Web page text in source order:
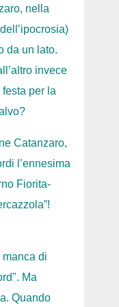
nella
da un lato.
invece
per la
Catanzaro,
l’ennesima
Fiorita-
di
Ma
Quando